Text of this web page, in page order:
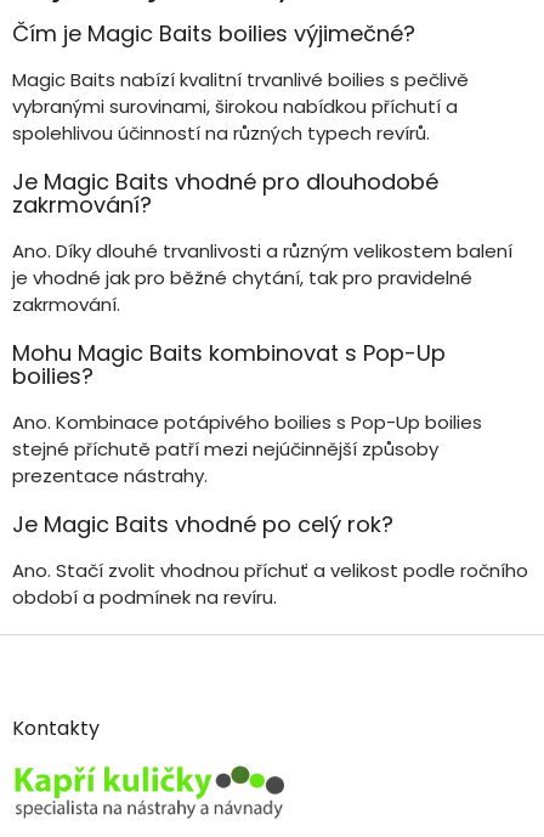
Čím je Magic Baits boilies výjimečné?
Magic Baits nabízí kvalitní trvanlivé boilies s pečlivě
vybranými surovinami, širokou nabídkou příchutí a
spolehlivou účinností na různých typech revírů.
Je Magic Baits vhodné pro dlouhodobé
zakrmování?
Ano. Díky dlouhé trvanlivosti a různým velikostem balení
je vhodné jak pro běžné chytání, tak pro pravidelné
zakrmování.
Mohu Magic Baits kombinovat s Pop-Up
boilies?
Ano. Kombinace potápivého boilies s Pop-Up boilies
stejné příchutě patří mezi nejúčinnější způsoby
prezentace nástrahy.
Je Magic Baits vhodné po celý rok?
Ano. Stačí zvolit vhodnou příchuť a velikost podle ročního
období a podmínek na revíru.
Z
aKontakty